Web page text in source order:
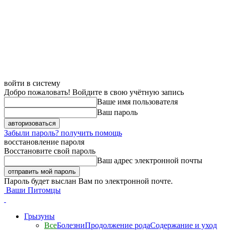
войти в систему
Добро пожаловать! Войдите в свою учётную запись
Ваше имя пользователя
Ваш пароль
Забыли пароль? получить помощь
восстановление пароля
Восстановите свой пароль
Ваш адрес электронной почты
Пароль будет выслан Вам по электронной почте.
Ваши Питомцы
Грызуны
ВсеБолезниПродолжение родаСодержание и уход